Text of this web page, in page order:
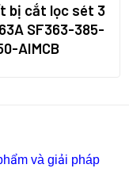
bị cắt lọc sét 3
SF363-385-
AIMCB
và giải pháp